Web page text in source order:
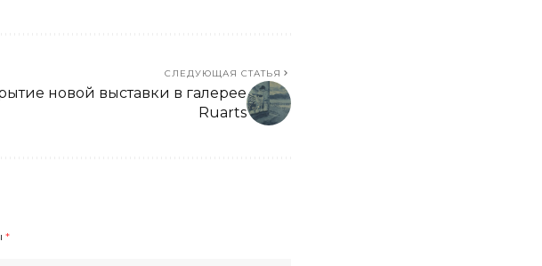
СЛЕДУЮЩАЯ СТАТЬЯ
новой выставки в галерее
Ruarts
*